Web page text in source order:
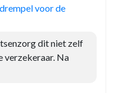
voor de
dit niet zelf
verzekeraar. Na